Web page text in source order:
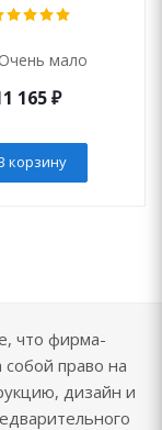
Очень мало
165₽
корзину
что фирма-
собой право на
дизайн и